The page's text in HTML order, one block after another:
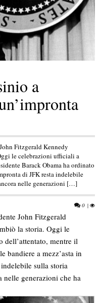
a
Fitzgerald Kennedy
le celebrazioni ufficiali a
Barack Obama ha ordinato
di JFK resta indelebile
nelle generazioni […]
0 |
John Fitzgerald
la storia. Oggi le
mentre il
bandiere a mezz’asta in
sulla storia
nelle generazioni che ha